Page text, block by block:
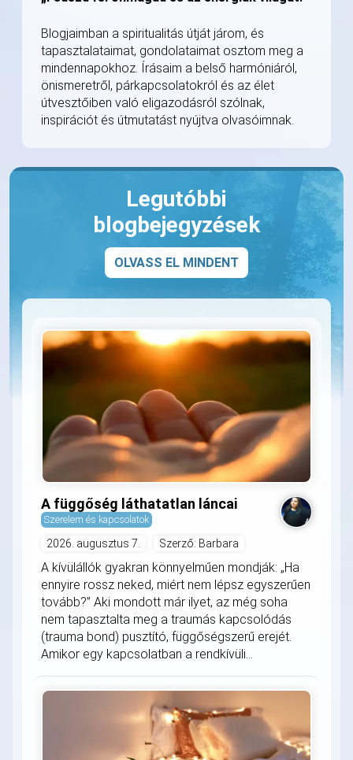
Blogjaimban a spiritualitás útját járom, és
tapasztalataimat, gondolataimat osztom meg a
mindennapokhoz. Írásaim a belső harmóniáról,
önismeretről, párkapcsolatokról és az élet
útvesztőiben való eligazodásról szólnak,
inspirációt és útmutatást nyújtva olvasóimnak.
Legutóbbi
blogbejegyzések
OLVASS EL MINDENT
A függőség láthatatlan láncai
Szerelem és kapcsolatok
2026. augusztus 7. Szerző: Barbara
A kívülállók gyakran könnyelműen mondják: „Ha
ennyire rossz neked, miért nem lépsz egyszerűen
tovább?” Aki mondott már ilyet, az még soha
nem tapasztalta meg a traumás kapcsolódás
(trauma bond) pusztító, függőségszerű erejét.
Amikor egy kapcsolatban a rendkívüli...